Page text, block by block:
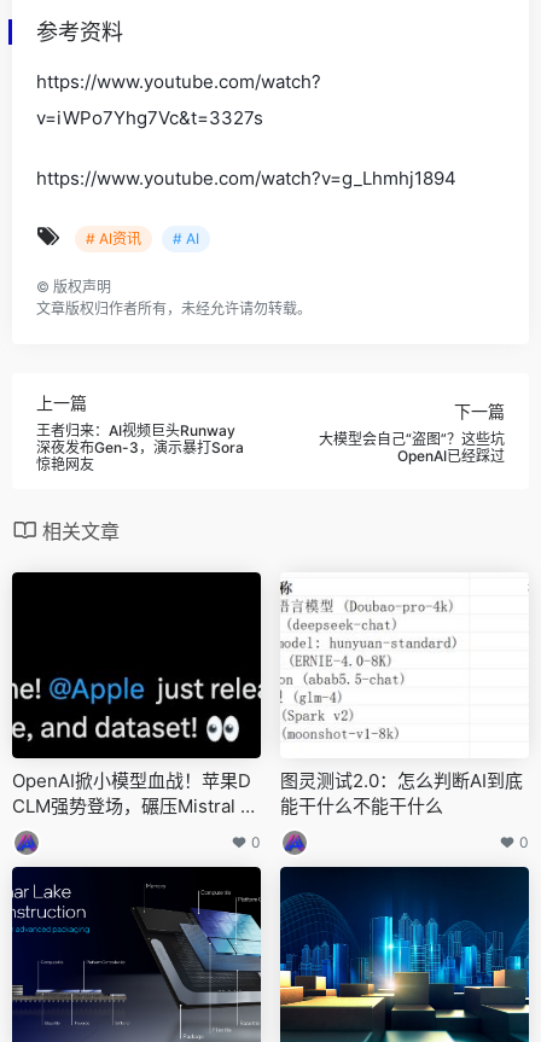
参考资料
https://www.youtube.com/watch?
v=iWPo7Yhg7Vc&t=3327s
https://www.youtube.com/watch?v=g_Lhmhj1894
# AI资讯 # AI
© 版权声明
文章版权归作者所有，未经允许请勿转载。
上一篇
王者归来：AI视频巨头Runway
深夜发布Gen-3，演示暴打Sora
惊艳网友
下一篇
大模型会自己“盗图”？这些坑
OpenAI已经踩过
相关文章
OpenAI掀小模型血战！苹果D
CLM强势登场，碾压Mistral 7
B全开源
0
图灵测试2.0：怎么判断AI到底
能干什么不能干什么
0